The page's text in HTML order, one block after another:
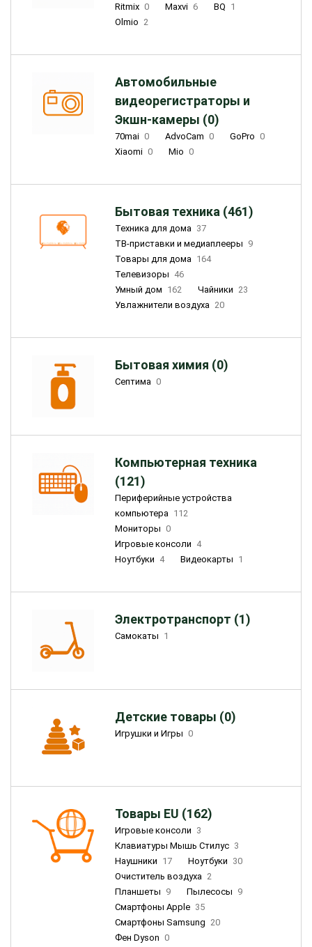
Ritmix 0 Maxvi 6 BQ 1
Olmio 2
Автомобильные
видеорегистраторы и
Экшн-камеры (0)
70mai 0 AdvoCam 0 GoPro 0
Xiaomi 0 Mio 0
Бытовая техника (461)
Техника для дома 37
ТВ-приставки и медиаплееры 9
Товары для дома 164
Телевизоры 46
Умный дом 162 Чайники 23
Увлажнители воздуха 20
Бытовая химия (0)
Септима 0
Компьютерная техника
(121)
Периферийные устройства
компьютера 112
Мониторы 0
Игровые консоли 4
Ноутбуки 4 Видеокарты 1
Электротранспорт (1)
Самокаты 1
Детские товары (0)
Игрушки и Игры 0
Товары EU (162)
Игровые консоли 3
Клавиатуры Мышь Стилус 3
Наушники 17 Ноутбуки 30
Очиститель воздуха 2
Планшеты 9 Пылесосы 9
Смартфоны Apple 35
Смартфоны Samsung 20
Фен Dyson 0